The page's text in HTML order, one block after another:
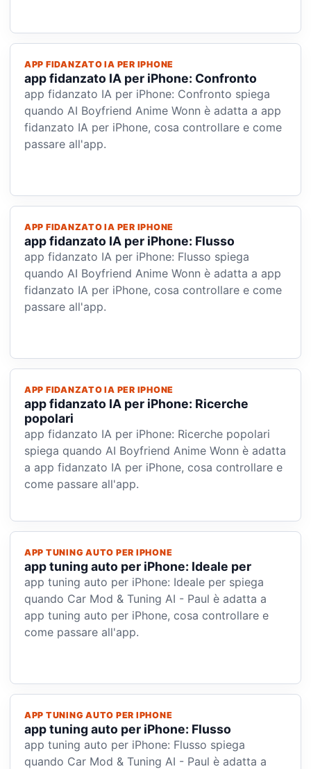
APP FIDANZATO IA PER IPHONE
app fidanzato IA per iPhone: Confronto
app fidanzato IA per iPhone: Confronto spiega
quando AI Boyfriend Anime Wonn è adatta a app
fidanzato IA per iPhone, cosa controllare e come
passare all'app.
APP FIDANZATO IA PER IPHONE
app fidanzato IA per iPhone: Flusso
app fidanzato IA per iPhone: Flusso spiega
quando AI Boyfriend Anime Wonn è adatta a app
fidanzato IA per iPhone, cosa controllare e come
passare all'app.
APP FIDANZATO IA PER IPHONE
app fidanzato IA per iPhone: Ricerche
popolari
app fidanzato IA per iPhone: Ricerche popolari
spiega quando AI Boyfriend Anime Wonn è adatta
a app fidanzato IA per iPhone, cosa controllare e
come passare all'app.
APP TUNING AUTO PER IPHONE
app tuning auto per iPhone: Ideale per
app tuning auto per iPhone: Ideale per spiega
quando Car Mod & Tuning AI - Paul è adatta a
app tuning auto per iPhone, cosa controllare e
come passare all'app.
APP TUNING AUTO PER IPHONE
app tuning auto per iPhone: Flusso
app tuning auto per iPhone: Flusso spiega
quando Car Mod & Tuning AI - Paul è adatta a